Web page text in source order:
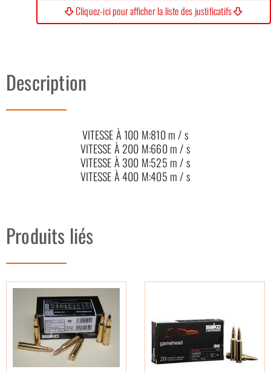
Cliquez-ici pour afficher la liste des justificatifs
Description
VITESSE À 100 M:810 m / s
VITESSE À 200 M:660 m / s
VITESSE À 300 M:525 m / s
VITESSE À 400 M:405 m / s
Produits liés